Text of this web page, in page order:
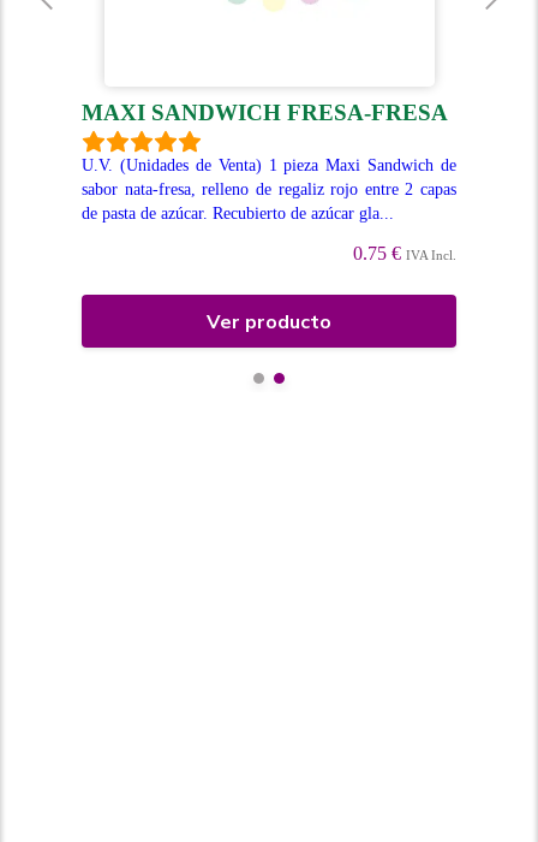
MAXI SANDWICH FRESA-FRESA
U.V. (Unidades de Venta) 1 pieza Maxi Sandwich de
sabor nata-fresa, relleno de regaliz rojo entre 2 capas
de pasta de azúcar. Recubierto de azúcar gla...
0.75 € IVA Incl.
Ver producto